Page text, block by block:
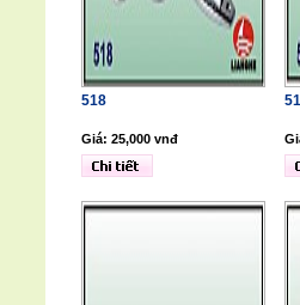
518
Giá: 25,000 vnđ